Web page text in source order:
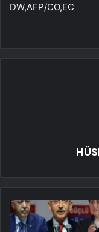
DW,AFP/CO,EC